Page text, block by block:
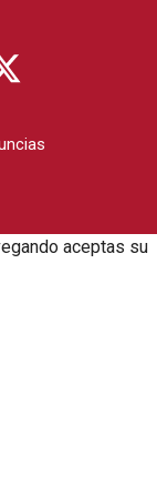
aceptas su